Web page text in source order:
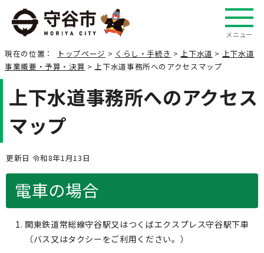
メニュー
現在の位置： トップページ > くらし・手続き >上下水道 > 上下水道
事業概要・予算・決算 > 上下水道事務所へのアクセスマップ
上下水道事務所へのアクセス
マップ
更新日 令和8年1月13日
電車の場合
関東鉄道常総線守谷駅又はつくばエクスプレス守谷駅下車
（バス又はタクシーをご利用ください。）